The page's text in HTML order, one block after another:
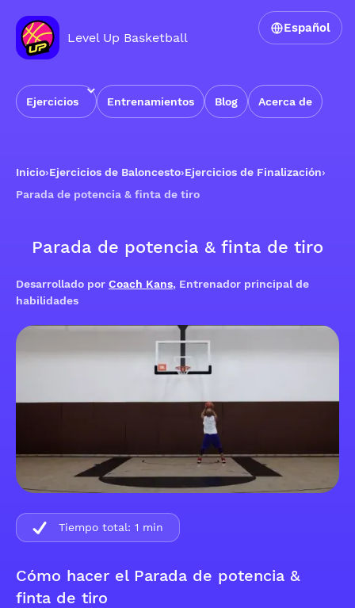
Level Up Basketball
Ejercicios Entrenamientos Blog Acerca de
Español
Inicio›Ejercicios de Baloncesto›Ejercicios de Finalización›
Parada de potencia & finta de tiro
Parada de potencia & finta de tiro
Desarrollado por Coach Kans, Entrenador principal de
habilidades
Cómo hacer el Parada de potencia &
finta de tiro
Tiempo total: 1 min